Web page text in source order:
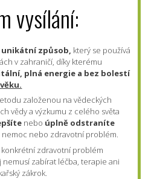
vysílání:
způsob, který se používá
v zahraničí, díky kterému
plná energie a bez bolestí
založenou na vědeckých
vědy a výzkumu z celého světa
nebo úplně odstraníte
nemoc nebo zdravotní problém.
konkrétní zdravotní problém
nemusí zabírat léčba, terapie ani
zákrok.